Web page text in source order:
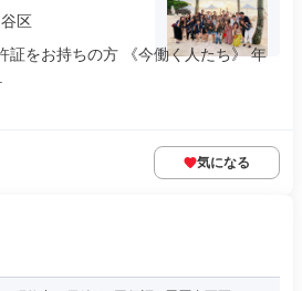
区
をお持ちの方 《今働く人たち》 年
気になる